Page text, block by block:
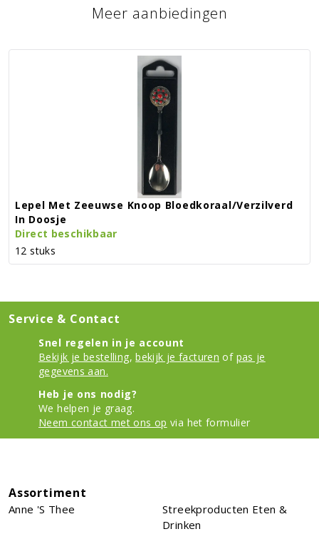
Meer aanbiedingen
Lepel Met Zeeuwse Knoop Bloedkoraal/verzilverd
In Doosje
Direct beschikbaar
12 stuks
Service & Contact
Snel regelen in je account
Bekijk je bestelling, bekijk je facturen of pas je
gegevens aan.
Heb je ons nodig?
We helpen je graag.
Neem contact met ons op via het formulier
Assortiment
Anne 's Thee
Streekproducten Eten &
Drinken